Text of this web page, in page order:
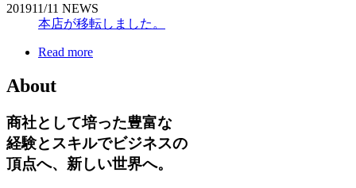
201911/11 NEWS
本店が移転しました。
Read more
About
商社として培った豊富な
経験とスキルでビジネスの
頂点へ、新しい世界へ。